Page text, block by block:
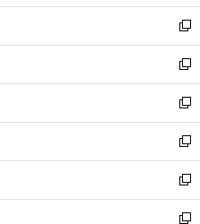
ウ
ィ
ン
ド
ウ
で
開
く
し
い
ウ
ィ
ン
ド
ウ
で
開
く
新
し
い
ウ
ィ
ン
ド
ウ
で
開
く
新
し
い
ウ
ィ
ン
ド
ウ
で
新
し
い
ウ
ィ
ン
ド
新
し
い
ウ
ィ
新
し